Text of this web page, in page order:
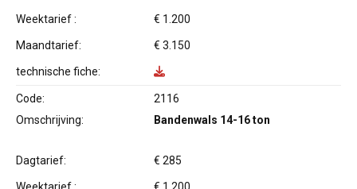
Weektarief : € 1.200
Maandtarief: € 3.150
technische fiche:
Code:
2116
Omschrijving:
Bandenwals 14-16 ton
Dagtarief: € 285